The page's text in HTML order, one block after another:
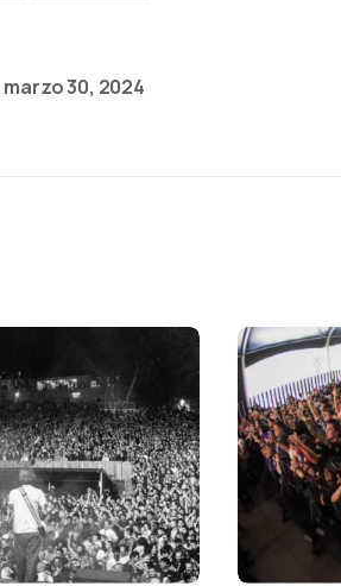
marzo 30, 2024